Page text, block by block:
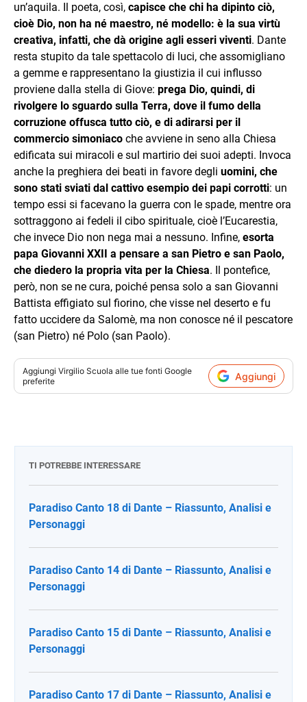
un’aquila. Il poeta, così, capisce che chi ha dipinto ciò,
cioè Dio, non ha né maestro, né modello: è la sua virtù
creativa, infatti, che dà origine agli esseri viventi. Dante
resta stupito da tale spettacolo di luci, che assomigliano
a gemme e rappresentano la giustizia il cui influsso
proviene dalla stella di Giove: prega Dio, quindi, di
rivolgere lo sguardo sulla Terra, dove il fumo della
corruzione offusca tutto ciò, e di adirarsi per il
commercio simoniaco che avviene in seno alla Chiesa
edificata sui miracoli e sul martirio dei suoi adepti. Invoca
anche la preghiera dei beati in favore degli uomini, che
sono stati sviati dal cattivo esempio dei papi corrotti: un
tempo essi si facevano la guerra con le spade, mentre ora
sottraggono ai fedeli il cibo spirituale, cioè l’Eucarestia,
che invece Dio non nega mai a nessuno. Infine, esorta
papa Giovanni XXII a pensare a san Pietro e san Paolo,
che diedero la propria vita per la Chiesa. Il pontefice,
però, non se ne cura, poiché pensa solo a san Giovanni
Battista effigiato sul fiorino, che visse nel deserto e fu
fatto uccidere da Salomè, ma non conosce né il pescatore
(san Pietro) né Polo (san Paolo).
Aggiungi Virgilio Scuola alle tue fonti Google
preferite
Aggiungi
TI POTREBBE INTERESSARE
Paradiso Canto 18 di Dante – Riassunto, Analisi e
Personaggi
Paradiso Canto 14 di Dante – Riassunto, Analisi e
Personaggi
Paradiso Canto 15 di Dante – Riassunto, Analisi e
Personaggi
Paradiso Canto 17 di Dante – Riassunto, Analisi e